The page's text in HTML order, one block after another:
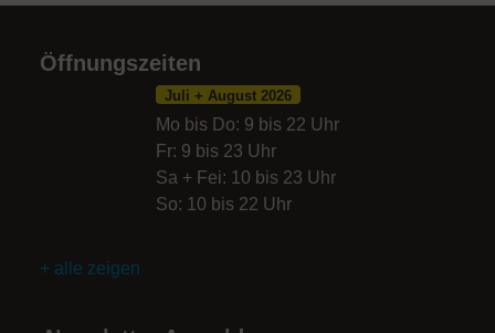
Öffnungszeiten
Mo bis Do: 9 bis 22 Uhr
Fr: 9 bis 23 Uhr
Sa + Fei: 10 bis 23 Uhr
So: 10 bis 22 Uhr
Juli + August 2026
+ alle zeigen